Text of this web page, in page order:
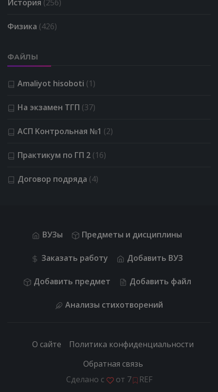
История (256)
Физика (426)
ФАЙЛЫ
Amaliyot hisoboti (1)
На экзамен ТГП (37)
АСП Kонтрольная №1 (2)
Практикум по ГП 2 (16)
Договор подряда (4)
ВУЗы Предметы и дисциплины
Заказать работу Добавить ВУЗ
Добавить предмет Добавить файл
Анализы стихотворений
О сайте
Политика конфиденциальности
Обратная связь
Сделано с
от 7 REF